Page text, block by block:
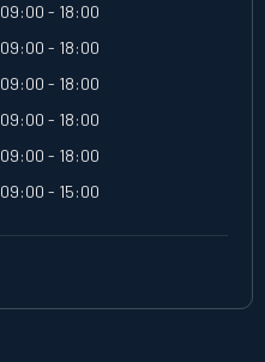
09:00 - 18:00
09:00 - 18:00
09:00 - 18:00
09:00 - 18:00
09:00 - 18:00
09:00 - 15:00